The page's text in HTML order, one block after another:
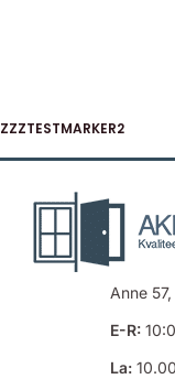
ZZZTESTMARKER2
Anne
E-R:
La: